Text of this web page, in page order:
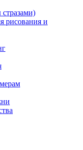
рисования и